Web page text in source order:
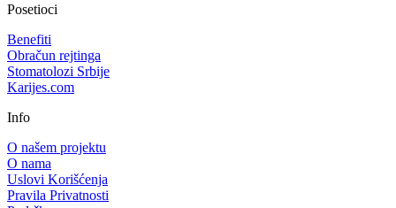
Posetioci
Benefiti
Obračun rejtinga
Stomatolozi Srbije
Karijes.com
Info
O našem projektu
O nama
Uslovi Korišćenja
Pravila Privatnosti